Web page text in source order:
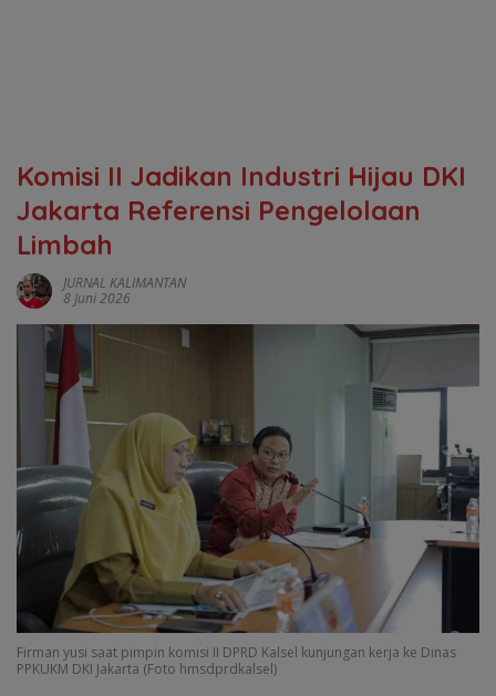
Komisi II Jadikan Industri Hijau DKI
Jakarta Referensi Pengelolaan
Limbah
JURNAL KALIMANTAN
8 Juni 2026
Firman yusi saat pimpin komisi II DPRD Kalsel kunjungan kerja ke Dinas
PPKUKM DKI Jakarta (Foto hmsdprdkalsel)